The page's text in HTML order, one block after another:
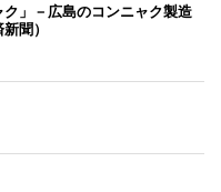
ク」－広島のコンニャク製造
聞）